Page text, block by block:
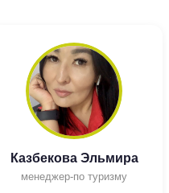
Казбекова Эльмира
менеджер-по туризму